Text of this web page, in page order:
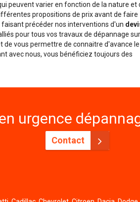
peuvent varier en fonction de la nature et
propositions de prix avant de faire
précéder nos interventions d'un
pour tous vos travaux de dépannage sur
vous permettre de connaitre d'avance
avec nous, vous bénéficiez toujours des
urgence
Contact